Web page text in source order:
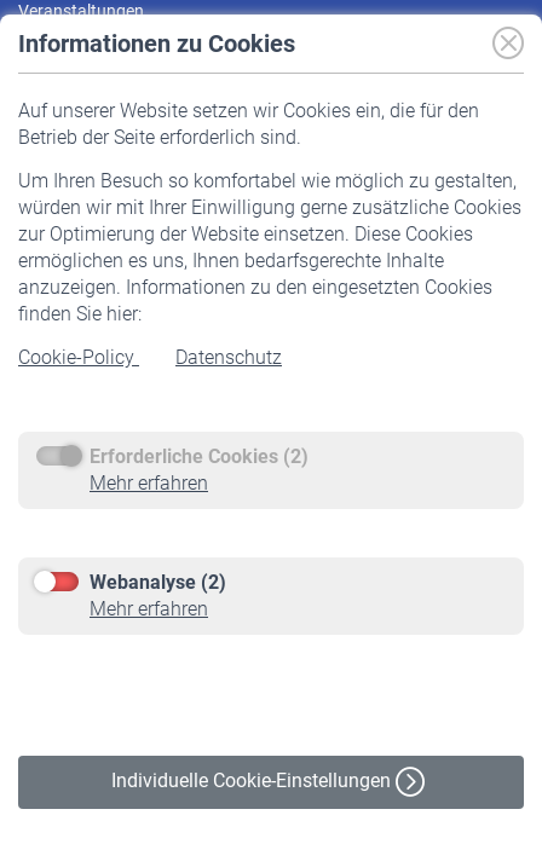
Informationen zu Cookies
Auf unserer Website setzen wir Cookies ein, die für den
Betrieb der Seite erforderlich sind.
Um Ihren Besuch so komfortabel wie möglich zu gestalten,
würden wir mit Ihrer Einwilligung gerne zusätzliche Cookies
zur Optimierung der Website einsetzen. Diese Cookies
ermöglichen es uns, Ihnen bedarfsgerechte Inhalte
anzuzeigen. Informationen zu den eingesetzten Cookies
finden Sie hier:
Cookie-Policy
Datenschutz
Erforderliche Cookies (2)
Mehr erfahren
Webanalyse (2)
Mehr erfahren
Individuelle Cookie-Einstellungen
Veranstaltungen
Pflichtversicherung
Staatliche Förderung
Veranstaltungen
Rentner
Rentenbeginn
Rente beantragen
Service
Informationen
Online-Rechner
VBLnewsletter
Erklärung zur Barrierefreiheit